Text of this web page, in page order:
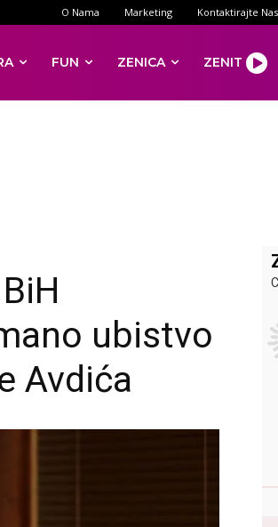
O Nama Marketing Kontaktirajte Nas
FUN ZENICA ZENIT
ubistvo
Avdića